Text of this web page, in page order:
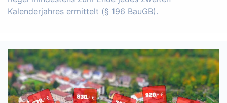
Kalenderjahres ermittelt (§ 196 BauGB).